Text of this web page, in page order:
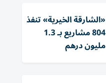
«الشارقة الخيرية» تنفذ
804 مشاريع بـ 1.3
مليون درهم